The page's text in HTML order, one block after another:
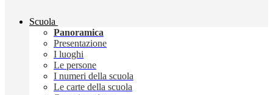
Scuola
Panoramica
Presentazione
I luoghi
Le persone
I numeri della scuola
Le carte della scuola